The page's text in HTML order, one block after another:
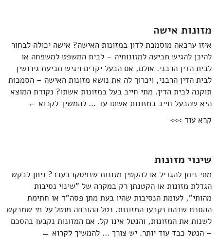
מזונות אישה
איזו ערכאה מוסמכת לדון במזונות האישה? אישה יכולה לבחור
להיכן להגיש תביעה למזונותיה – לבית המשפט למשפחה או
לבית הדין הרבני. אולם, אם הבעל יקדים ויגיש תביעת גירושין
לבית הדין הרבני, ויכרוך לה את נושא מזונות האישה – הסמכות
תוקנה לבית הדין. מתי חייב בעל במזונות אשתו? נקודת המוצא
היא שהבעל חייב במזונות אשתו עד … להמשיך לקרוא מזונות
←
קרא עוד >>>
שינוי מזונות
מתי ניתן להגדיל או להקטין מזונות שנפסקו בעבר? ניתן לבקש
הגדלת מזונות או הקטנתן רק במקרה של "שינוי נסיבות
מהותי", לעומת הנסיבות שהיו בעת מתן פסה"ד או חתימת
ההסכם שבהם נקבעו המזונות. נטל ההוכחה מוטל על מי שמבקש
לשנות את המזונות, והנטל אינו קל. אם המזונות נקבעו בהסכם
– הנטל כבד עוד יותר. יש צורך … להמשיך לקרוא שינוי מזונות
←